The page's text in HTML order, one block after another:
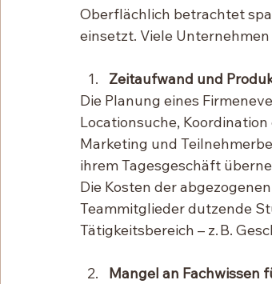
Oberflächlich betrachtet
einsetzt. Viele
Zeitaufwand und
Die Planung eines
Locationsuche,
Marketing und
ihrem Tagesgeschäft
Die Kosten der
Teammitglieder dutzende
Tätigkeitsbereich – z. B.
Mangel an Fachwissen